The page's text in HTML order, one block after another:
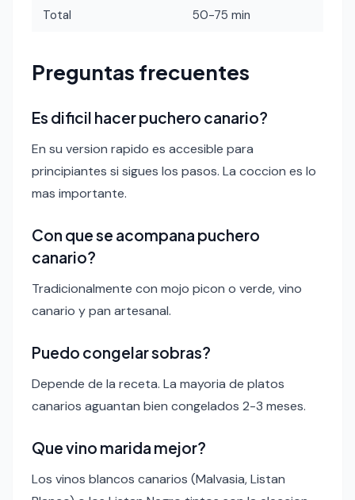
Total 50-75 min
Preguntas frecuentes
Es dificil hacer puchero canario?
En su version rapido es accesible para
principiantes si sigues los pasos. La coccion es lo
mas importante.
Con que se acompana puchero
canario?
Tradicionalmente con mojo picon o verde, vino
canario y pan artesanal.
Puedo congelar sobras?
Depende de la receta. La mayoria de platos
canarios aguantan bien congelados 2-3 meses.
Que vino marida mejor?
Los vinos blancos canarios (Malvasia, Listan